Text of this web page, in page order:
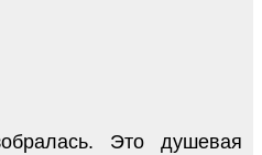
Это душевая